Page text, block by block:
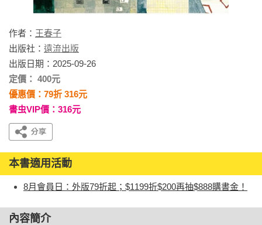
作者： 王春子
出版社： 遠流出版
出版日期：2025-09-26
定價： 400元
優惠價：79折 316元
書虫VIP價：316元
本書適用活動
8月會員日：外版79折起；$1199折$200再抽$888購書金！
內容簡介